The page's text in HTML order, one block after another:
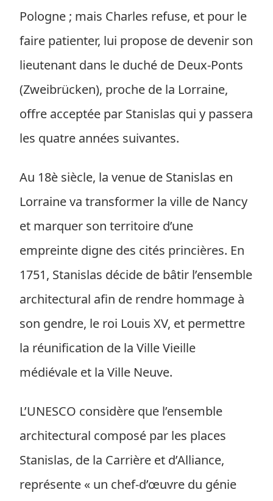
Pologne ; mais Charles refuse, et pour le
faire patienter, lui propose de devenir son
lieutenant dans le duché de Deux-Ponts
(Zweibrücken), proche de la Lorraine,
offre acceptée par Stanislas qui y passera
les quatre années suivantes.
Au 18è siècle, la venue de Stanislas en
Lorraine va transformer la ville de Nancy
et marquer son territoire d’une
empreinte digne des cités princières. En
1751, Stanislas décide de bâtir l’ensemble
architectural afin de rendre hommage à
son gendre, le roi Louis XV, et permettre
la réunification de la Ville Vieille
médiévale et la Ville Neuve.
L’UNESCO considère que l’ensemble
architectural composé par les places
Stanislas, de la Carrière et d’Alliance,
représente « un chef-d’œuvre du génie